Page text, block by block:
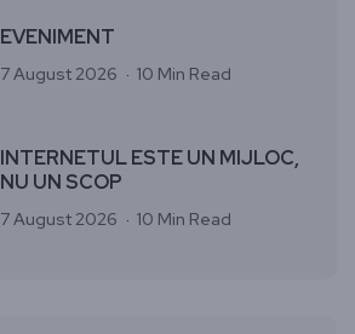
EVENIMENT
7 August 2026 10 Min Read
INTERNETUL ESTE UN MIJLOC,
NU UN SCOP
7 August 2026 10 Min Read